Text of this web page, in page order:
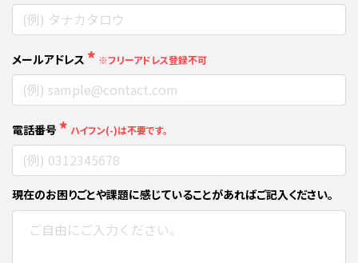
メールアドレス * ※フリーアドレス登録不可
電話番号 * ハイフン(-)は不要です。
現在のお困りごとや課題に感じていることがあればご記入ください。